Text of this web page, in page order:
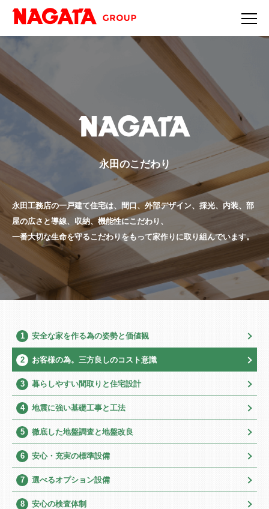
永田のこだわり
永田工務店の一戸建て住宅は、間口、外部デザイン、採光、内装、部
屋の広さと導線、収納、機能性にこだわり、
一番大切な生命を守るこだわりをもって家作りに取り組んでいます。
1 安全な家を作る為の姿勢と価値観
2 お客様の為。三方良しのコスト意識
3 暮らしやすい間取りと住宅設計
4 地震に強い基礎工事と工法
5 徹底した地盤調査と地盤改良
6 安心・充実の標準設備
7 選べるオプション設備
8 安心の検査体制